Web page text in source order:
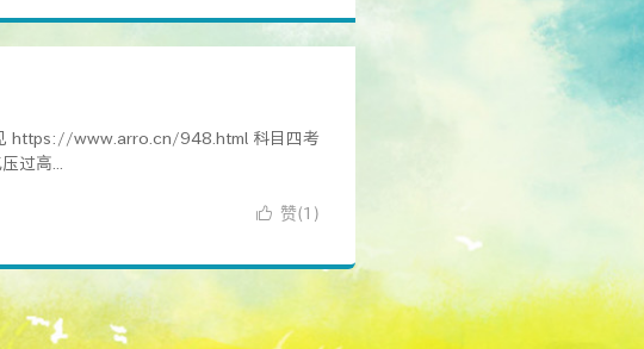
https://www.arro.cn/948.html 科目四考
过高...
 赞(1 )